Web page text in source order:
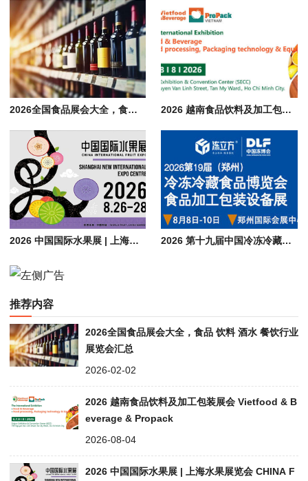
2026全国食品展会大全，食品 饮料 酒水 餐饮行业展览会汇总 2026 越南食品饮料及加工包装展会 Vietfood & Beverage & Propack
2026 中国国际水果展 | 上海水果展览会 CHINA FRUIT 2026 第十九届中国冷冻冷藏食品博览会（郑州）| 食品加工包装设备展会
推荐内容
2026全国食品展会大全，食品 饮料 酒水 餐饮行业
展览会汇总
2026-02-02
2026 越南食品饮料及加工包装展会 Vietfood & B
everage & Propack
2026-08-04
2026 中国国际水果展 | 上海水果展览会 CHINA F